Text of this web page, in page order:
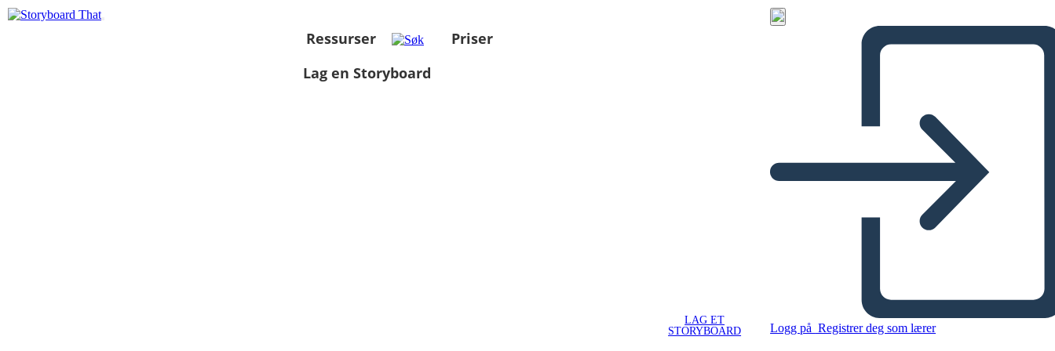
Ressurser
Priser
Lag en Storyboard
LAG ET
STORYBOARD
Logg på Registrer deg som lærer